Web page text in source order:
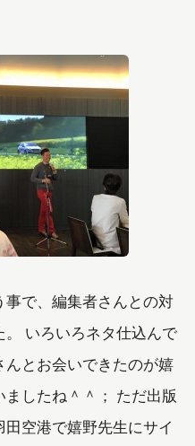
で、編集者さんとの対
いろいろネタ仕込んで
とお会いできたのが嬉
したね＾＾； ただ出版
空港で嬉野先生にサイ